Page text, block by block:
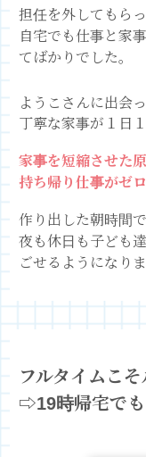
担任を外してもら
自宅でも仕事と家
てばかりでした。
ようこさんに出会
丁寧な家事が１日
家事を短縮させた
持ち帰り仕事がゼ
作り出した朝時間
夜も休日も子ども
ごせるようになり
フルタイムこそ
⇨19時帰宅でも